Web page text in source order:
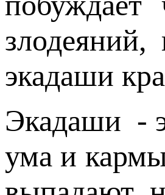
экадаши
Экадаши -
ума и